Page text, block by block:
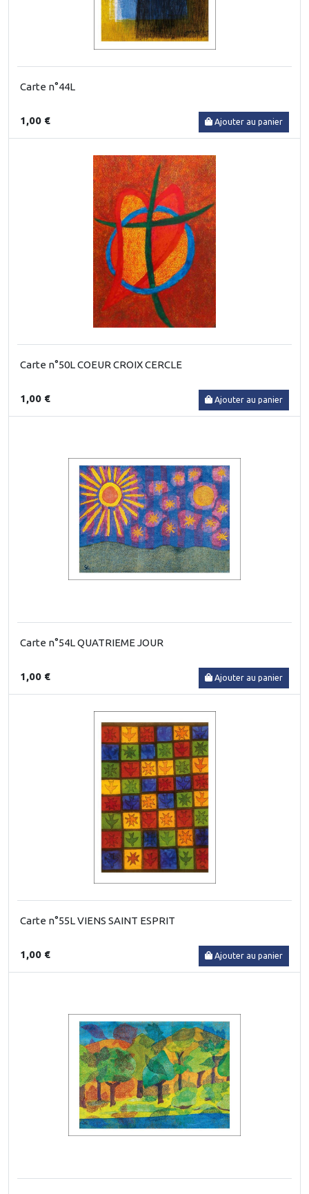
Carte n°44L
1,00 € Ajouter au panier
Carte n°50L COEUR CROIX CERCLE
1,00 € Ajouter au panier
Carte n°54L QUATRIEME JOUR
1,00 € Ajouter au panier
Carte n°55L VIENS SAINT ESPRIT
1,00 € Ajouter au panier